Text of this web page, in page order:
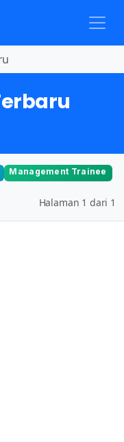
Management Trainee
Halaman 1 dari 1